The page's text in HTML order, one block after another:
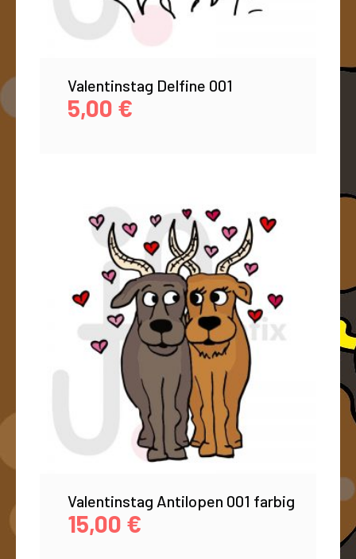
Valentinstag Delfine 001
5,00 €
Valentinstag Antilopen 001 farbig
15,00 €